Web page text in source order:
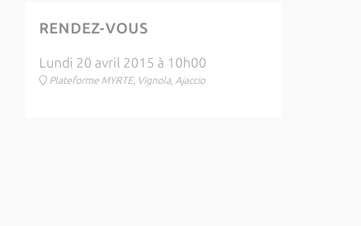
RENDEZ-VOUS
Lundi 20 avril 2015 à 10h00
Plateforme MYRTE, Vignola, Ajaccio